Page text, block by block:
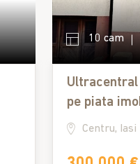
10 cam
pe piata
Centru, Iasi